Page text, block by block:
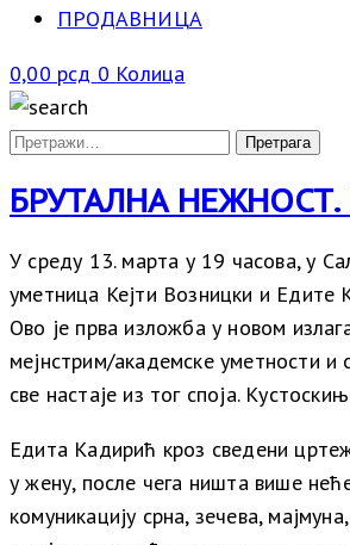
ПРОДАВНИЦА
0,00 рсд 0 Колица
БРУТАЛНА
У среду 13. марта у 19 часова, у
уметница Кејти Возницки и Едите
Ово је прва изложба у новом
мејнстрим/академске уметности и
све настаје из тог споја.
Едита Кадирић кроз сведени
у жену, после чега ништа више
комуникацију срна, зечева,